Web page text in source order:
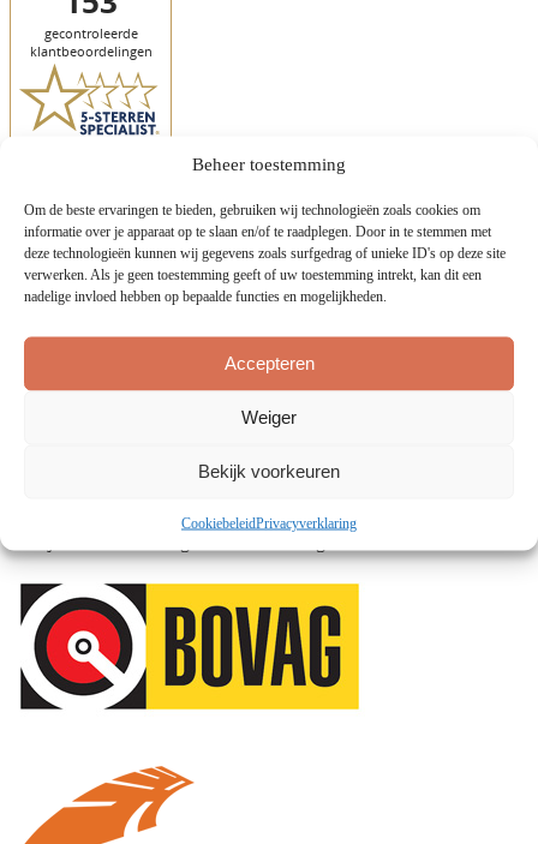
Beheer toestemming
Om de beste ervaringen te bieden, gebruiken wij technologieën zoals cookies om
informatie over je apparaat op te slaan en/of te raadplegen. Door in te stemmen met
deze technologieën kunnen wij gegevens zoals surfgedrag of unieke ID's op deze site
verwerken. Als je geen toestemming geeft of uw toestemming intrekt, kan dit een
nadelige invloed hebben op bepaalde functies en mogelijkheden.
Accepteren
Weiger
Bekijk voorkeuren
CookiebeleidPrivacyverklaring
Mijn verlanglijstje
Kopieer en deel de onderstaande link om jouw verlanglijstje te delen
Bekijk mijn verlanglijstje
CCR Lemmer is van oorsprong een full service camper en caravan